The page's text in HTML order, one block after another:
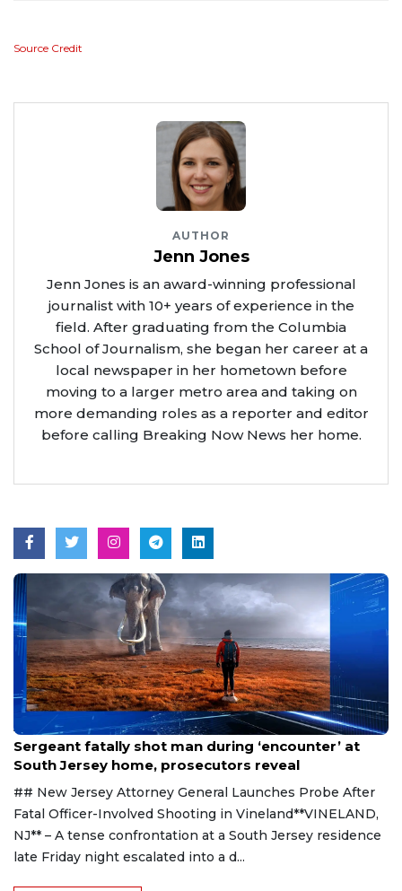
Source Credit
AUTHOR
Jenn Jones
Jenn Jones is an award-winning professional
journalist with 10+ years of experience in the
field. After graduating from the Columbia
School of Journalism, she began her career at a
local newspaper in her hometown before
moving to a larger metro area and taking on
more demanding roles as a reporter and editor
before calling Breaking Now News her home.
Aug 8, 2026
Sergeant fatally shot man during ‘encounter’ at
South Jersey home, prosecutors reveal
## New Jersey Attorney General Launches Probe After
Fatal Officer-Involved Shooting in Vineland**VINELAND,
NJ** – A tense confrontation at a South Jersey residence
late Friday night escalated into a d...